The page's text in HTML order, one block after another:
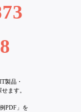
製品・
ます。
PDF」を